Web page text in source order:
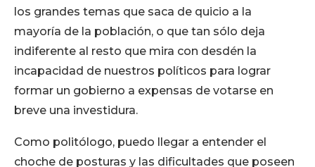
los grandes temas que saca de quicio a la
mayoría de la población, o que tan sólo deja
indiferente al resto que mira con desdén la
incapacidad de nuestros políticos para lograr
formar un gobierno a expensas de votarse en
breve una investidura.
Como politólogo, puedo llegar a entender el
choche de posturas y las dificultades que poseen